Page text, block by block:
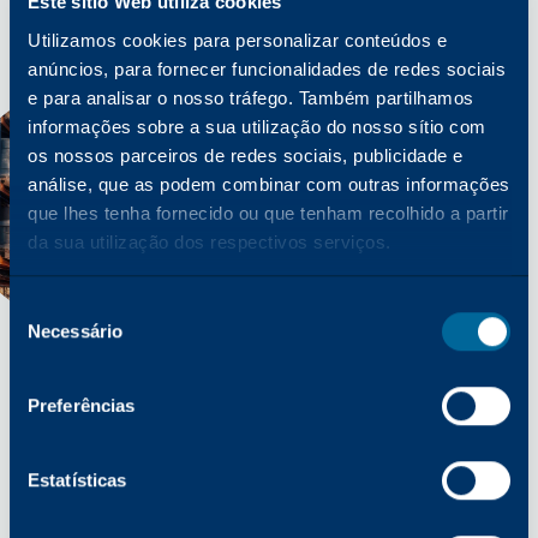
Utilizamos cookies para personalizar conteúdos e
anúncios, para fornecer funcionalidades de redes sociais
e para analisar o nosso tráfego. Também partilhamos
informações sobre a sua utilização do nosso sítio com
os nossos parceiros de redes sociais, publicidade e
análise, que as podem combinar com outras informações
que lhes tenha fornecido ou que tenham recolhido a partir
da sua utilização dos respectivos serviços.
Seleção
Necessário
Preferências
Estatísticas
Distribuição